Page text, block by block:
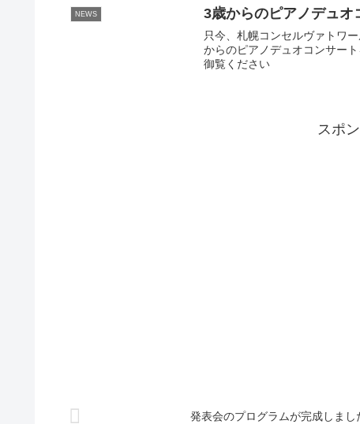
NEWS 3歳からのピアノデュオ
只今、札幌コンセルヴァトワ
からのピアノデュオコンサー
御覧ください
スポ
発表会のプログラムが完成しまし